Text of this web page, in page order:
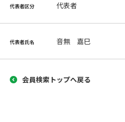
代表者区分 代表者
代表者氏名 音無 嘉巳
会員検索トップへ戻る